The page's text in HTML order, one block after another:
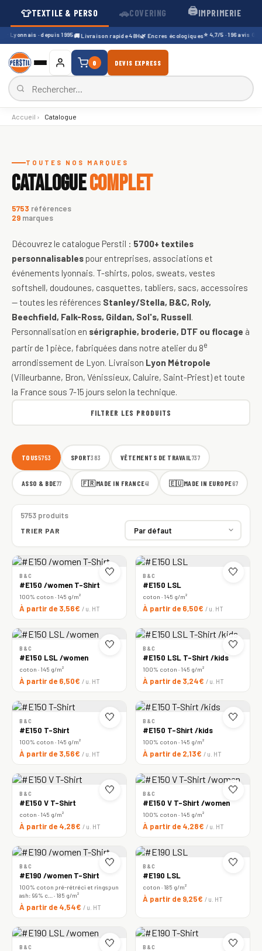
👕TEXTILE & PERSO 🚗COVERING 🖨️IMPRIMERIE
· depuis 1995🚚 Livraison rapide 48H🌿 Encres écologiques⭐ 4,7/5 · 196 avis Google
0 DEVIS EXPRESS
Accueil › Catalogue
TOUTES NOS MARQUES
CATALOGUECOMPLET
5753 références
29 marques
Découvrez le catalogue Perstil : 5700+ textiles
personnalisables pour entreprises, associations et
événements lyonnais. T-shirts, polos, sweats, vestes
softshell, doudounes, casquettes, tabliers, sacs, accessoires
— toutes les références Stanley/Stella, B&C, Roly,
Beechfield, Falk-Ross, Gildan, Sol's, Russell.
Personnalisation en sérigraphie, broderie, DTF ou flocage à
partir de 1 pièce, fabriquées dans notre atelier du 8e
arrondissement de Lyon. Livraison Lyon Métropole
(Villeurbanne, Bron, Vénissieux, Caluire, Saint-Priest) et toute
la France sous 7-15 jours selon la technique.
FILTRER LES PRODUITS
TOUS5753 SPORT383 VÊTEMENTS DE TRAVAIL737
ASSO & BDE77 🇫🇷MADE IN FRANCE41 🇪🇺MADE IN EUROPE67
5753 produits
TRIER PAR
🤍
B&C
#E150 /women T-Shirt
100% coton · 145 g/m²
À partir de 3,56€ / u. HT
🤍
B&C
#E150 LSL
coton · 145 g/m²
À partir de 6,50€ / u. HT
🤍
B&C
#E150 LSL /women
coton · 145 g/m²
À partir de 6,50€ / u. HT
🤍
B&C
#E150 LSL T-Shirt /kids
100% coton · 145 g/m²
À partir de 3,24€ / u. HT
🤍
B&C
#E150 T-Shirt
100% coton · 145 g/m²
À partir de 3,56€ / u. HT
🤍
B&C
#E150 T-Shirt /kids
100% coton · 145 g/m²
À partir de 2,13€ / u. HT
🤍
B&C
#E150 V T-Shirt
coton · 145 g/m²
À partir de 4,28€ / u. HT
🤍
B&C
#E150 V T-Shirt /women
100% coton · 145 g/m²
À partir de 4,28€ / u. HT
🤍
B&C
#E190 /women T-Shirt
100% coton pré-rétréci et ringspun
ash: 99% c… · 185 g/m²
À partir de 4,54€ / u. HT
🤍
B&C
#E190 LSL
coton · 185 g/m²
À partir de 9,25€ / u. HT
🤍
B&C 🤍
B&C